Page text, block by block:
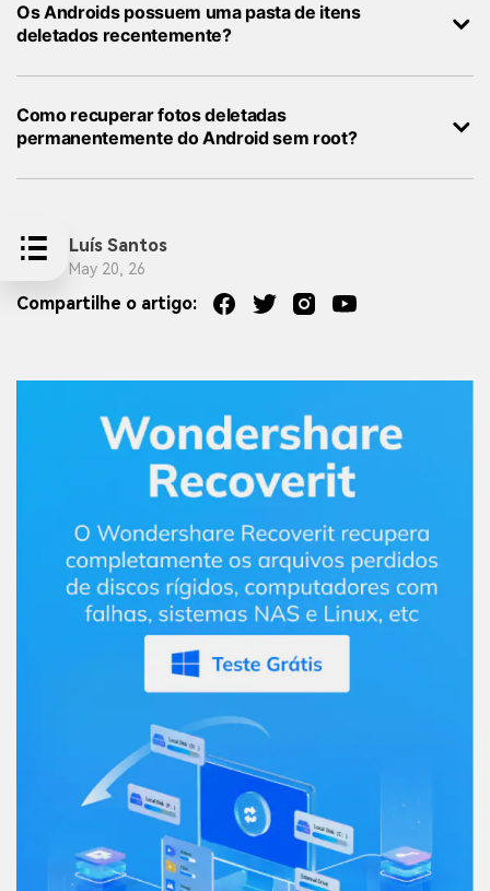
Os Androids possuem uma pasta de itens
deletados recentemente?
Como recuperar fotos deletadas
permanentemente do Android sem root?
Luís Santos
May 20, 26
Compartilhe o artigo: